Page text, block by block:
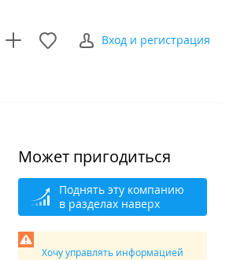
Вход и регистрация
Может пригодиться
Поднять эту компанию
в разделах наверх
Хочу управлять информацией